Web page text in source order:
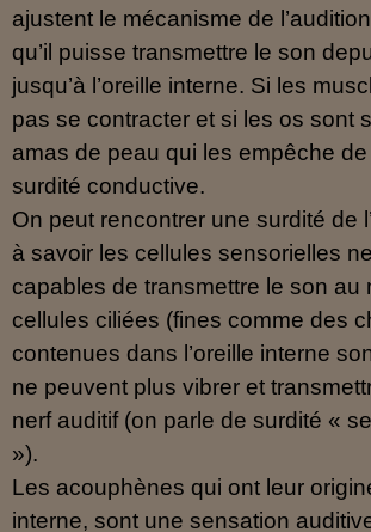
ajustent le mécanisme de
qu’il puisse transmettre le son
jusqu’à l’oreille interne. Si les
pas se contracter et si les os sont
amas de peau qui les empêche
surdité conductive.
On peut rencontrer une surdité de
à savoir les cellules sensorielles
capables de transmettre le son au
cellules ciliées (fines comme des
contenues dans l’oreille interne
ne peuvent plus vibrer et
nerf auditif (on parle de surdité «
»).
Les acouphènes qui ont leur
interne, sont une sensation